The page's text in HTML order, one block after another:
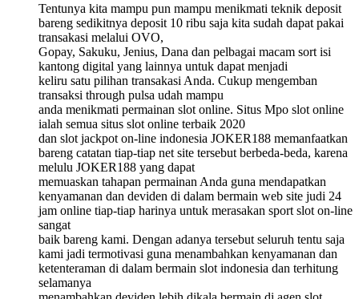
Tentunya kita mampu pun mampu menikmati teknik deposit
bareng sedikitnya deposit 10 ribu saja kita sudah dapat pakai
transakasi melalui OVO,
Gopay, Sakuku, Jenius, Dana dan pelbagai macam sort isi
kantong digital yang lainnya untuk dapat menjadi
keliru satu pilihan transakasi Anda. Cukup mengemban
transaksi through pulsa udah mampu
anda menikmati permainan slot online. Situs Mpo slot online
ialah semua situs slot online terbaik 2020
dan slot jackpot on-line indonesia JOKER188 memanfaatkan
bareng catatan tiap-tiap net site tersebut berbeda-beda, karena
melulu JOKER188 yang dapat
memuaskan tahapan permainan Anda guna mendapatkan
kenyamanan dan deviden di dalam bermain web site judi 24
jam online tiap-tiap harinya untuk merasakan sport slot on-line
sangat
baik bareng kami. Dengan adanya tersebut seluruh tentu saja
kami jadi termotivasi guna menambahkan kenyamanan dan
ketenteraman di dalam bermain slot indonesia dan terhitung
selamanya